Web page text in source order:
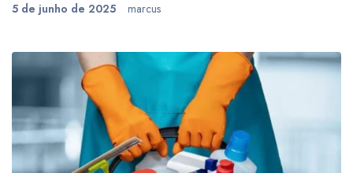
5 de junho de 2025 marcus